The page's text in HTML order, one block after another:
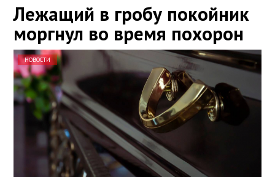
Лежащий в гробу покойник
моргнул во время похорон
НОВОСТИ